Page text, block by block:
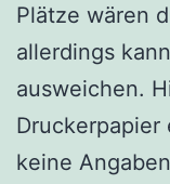
Plätze wären
allerdings
ausweichen.
Druckerpapier
keine